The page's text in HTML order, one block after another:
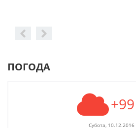
ПОГОДА
+99
Субота, 10.12.2016